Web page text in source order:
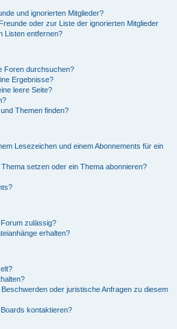
und ignorierten Mitglieder?
oder zur Liste der ignorierten Mitglieder
Listen entfernen?
Foren durchsuchen?
Ergebnisse?
leere Seite?
Themen finden?
Lesezeichen und einem Abonnements für ein
setzen oder ein Thema abonnieren?
zulässig?
erhalten?
oder juristische Anfragen zu diesem
kontaktieren?